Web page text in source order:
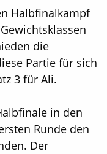
Halbfinalkampf
die
Partie für sich
3 für Ali.
in den
Runde den
Der